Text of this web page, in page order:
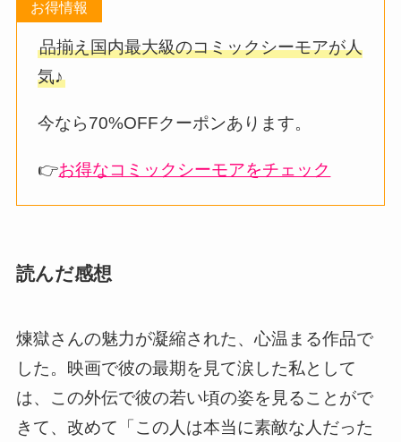
お得情報
品揃え国内最大級のコミックシーモアが人
気♪
今なら70%OFFクーポンあります。
👉お得なコミックシーモアをチェック
読んだ感想
煉獄さんの魅力が凝縮された、心温まる作品で
した。映画で彼の最期を見て涙した私として
は、この外伝で彼の若い頃の姿を見ることがで
きて、改めて「この人は本当に素敵な人だった